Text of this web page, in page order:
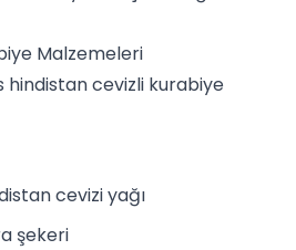
Malzemeleri
hindistan cevizli kurabiye
cevizi yağı
şekeri